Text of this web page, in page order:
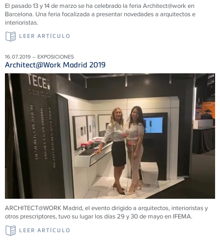
El pasado 13 y 14 de marzo se ha celebrado la feria Architect@work en
Barcelona. Una feria focalizada a presentar novedades a arquitectos e
interioristas.
LEER ARTÍCULO
16.07.2019 – EXPOSICIONES
Architect@Work Madrid 2019
ARCHITECT@WORK Madrid, el evento dirigido a arquitectos, interioristas y
otros prescriptores, tuvo su lugar los días 29 y 30 de mayo en IFEMA.
LEER ARTÍCULO